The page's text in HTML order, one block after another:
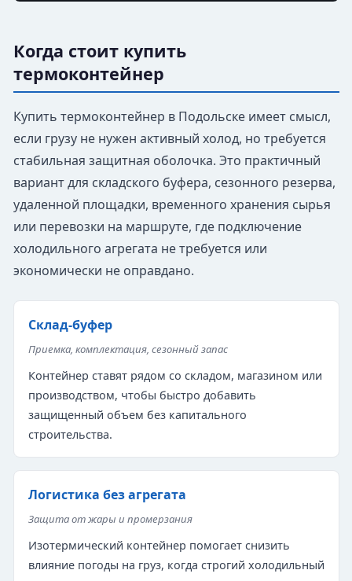
Когда стоит купить
термоконтейнер
Купить термоконтейнер в Подольске имеет смысл,
если грузу не нужен активный холод, но требуется
стабильная защитная оболочка. Это практичный
вариант для складского буфера, сезонного резерва,
удаленной площадки, временного хранения сырья
или перевозки на маршруте, где подключение
холодильного агрегата не требуется или
экономически не оправдано.
Склад-буфер
Приемка, комплектация, сезонный запас
Контейнер ставят рядом со складом, магазином или
производством, чтобы быстро добавить
защищенный объем без капитального
строительства.
Логистика без агрегата
Защита от жары и промерзания
Изотермический контейнер помогает снизить
влияние погоды на груз, когда строгий холодильный